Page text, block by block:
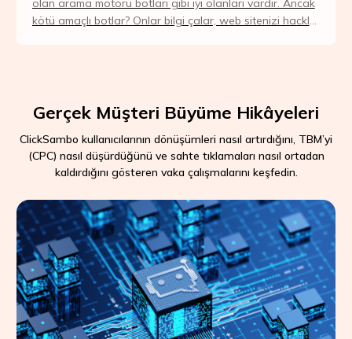
olan arama motoru botları gibi iyi olanları vardır. Ancak
kötü amaçlı botlar? Onlar bilgi çalar, web sitenizi hackler
Gerçek Müşteri Büyüme Hikâyeleri
ClickSambo kullanıcılarının dönüşümleri nasıl artırdığını, TBM’yi
(CPC) nasıl düşürdüğünü ve sahte tıklamaları nasıl ortadan
kaldırdığını gösteren vaka çalışmalarını keşfedin.